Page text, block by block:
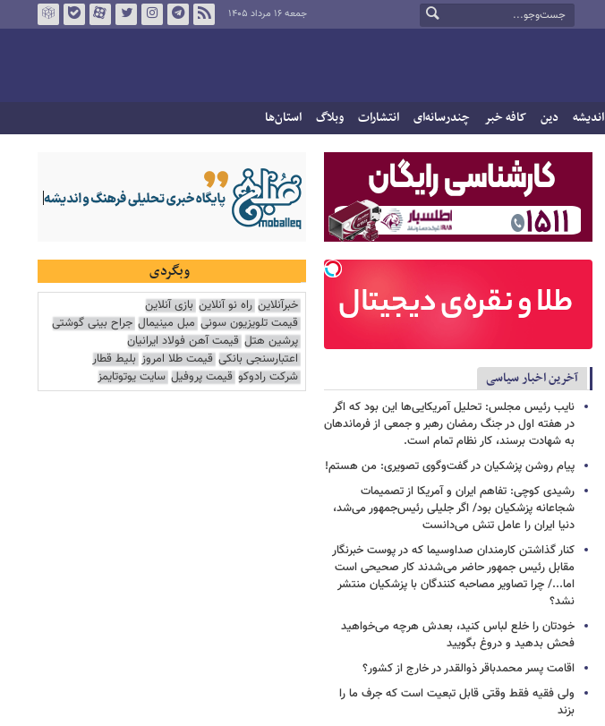
جمعه ۱۶ مرداد ۱۴۰۵
اندیشه دین کافه خبر چندرسانه‌ای انتشارات وبلاگ استان‌ها
آخرین اخبار سیاسی
نایب رئیس مجلس: تحلیل آمریکایی‌ها این بود که اگر
در هفته اول در جنگ رمضان رهبر و جمعی از فرماندهان
به شهادت برسند، کار نظام تمام است.
پیام روشن پزشکیان در گفت‌وگوی تصویری: من هستم!
رشیدی کوچی: تفاهم ایران و آمریکا از تصمیمات
شجاعانه پزشکیان بود/ اگر جلیلی رئیس‌جمهور می‌شد،
دنیا ایران را عامل تنش می‌دانست
کنار گذاشتن کارمندان صداوسیما که در پوست خبرنگار
مقابل رئیس جمهور حاضر می‌شدند کار صحیحی است
اما.../ چرا تصاویر مصاحبه کنندگان با پزشکیان منتشر
نشد؟
خودتان را خلع لباس کنید، بعدش هرچه می‌خواهید
فحش بدهید و دروغ بگویید
اقامت پسر محمدباقر ذوالقدر در خارج از کشور؟
ولی فقیه فقط وقتی قابل تبعیت است که جرف ما را
بزند
وبگردی
خبرآنلاین راه نو آنلاین بازی آنلاین
قیمت تلویزیون سونی مبل مینیمال جراح بینی گوشتی
پرشین هتل قیمت آهن فولاد ایرانیان
اعتبارسنجی بانکی قیمت طلا امروز بلیط قطار
شرکت رادوکو قیمت پروفیل سایت یوتوتایمز